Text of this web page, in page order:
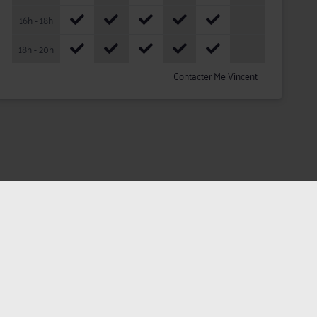
16h - 18h
18h - 20h
Contacter Me Vincent